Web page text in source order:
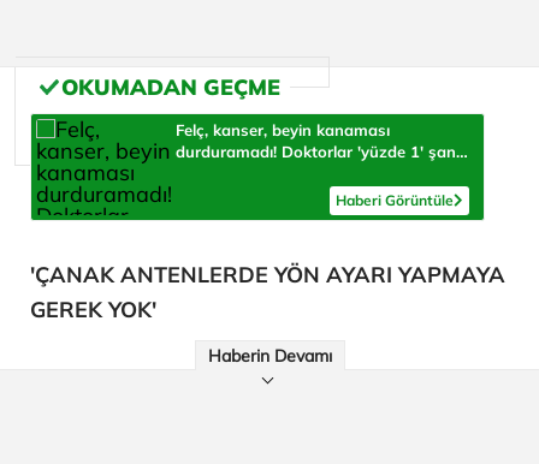
Felç, kanser, beyin kanaması
durduramadı! Doktorlar 'yüzde 1' şans
Haberi Görüntüle
'ÇANAK ANTENLERDE YÖN AYARI YAPMAYA
GEREK YOK'
Haberin Devamı